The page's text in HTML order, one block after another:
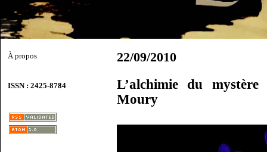
À propos
ISSN : 2425-8784
22/09/2010
L’alchimie du
Moury